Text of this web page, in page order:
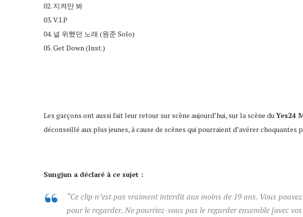
02. 지켜만 봐
03. V.I.P
04. 널 위했던 노래 (원준 Solo)
05. Get Down (Inst.)
Les garçons ont aussi fait leur retour sur scène aujourd’hui, sur la scène du Yes24
déconseillé aux plus jeunes, à cause de scènes qui pourraient d’avérer choquantes
Sungjun a déclaré à ce sujet :
“Ce clip n’est pas vraiment interdit aux moins de 19 ans. Vous
pour le regarder. Ne pourriez-vous pas le regarder ensemble [avec